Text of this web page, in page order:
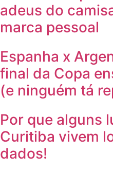
adeus do
marca pessoal
Espanha x
final da Copa
(e ninguém tá
Por que alguns
Curitiba vivem
dados!